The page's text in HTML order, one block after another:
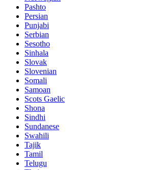
Pashto
Persian
Punjabi
Serbian
Sesotho
Sinhala
Slovak
Slovenian
Somali
Samoan
Scots Gaelic
Shona
Sindhi
Sundanese
Swahili
Tajik
Tamil
Telugu